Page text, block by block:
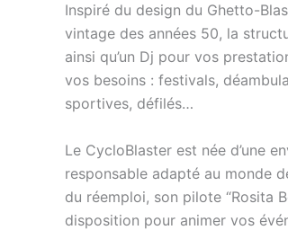
Inspiré du design du Ghetto-
vintage des années 50, la
ainsi qu’un Dj pour vos
vos besoins : festivals,
sportives, défilés…
Le CycloBlaster est née d’une
responsable adapté au monde
du réemploi, son pilote “Rosita
disposition pour animer vos